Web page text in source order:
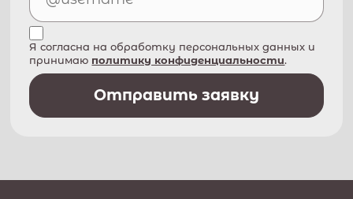
Я согласна на обработку персональных данных и
принимаю политику конфиденциальности.
Отправить заявку